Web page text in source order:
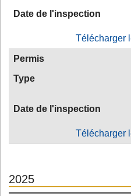
Date de l'inspection
Télécharger
Permis
Type
Date de l'inspection
Télécharger
2025